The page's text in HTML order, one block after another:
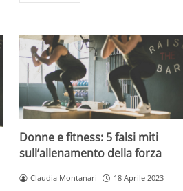
Donne e fitness: 5 falsi miti
sull’allenamento della forza
Claudia Montanari 18 Aprile 2023